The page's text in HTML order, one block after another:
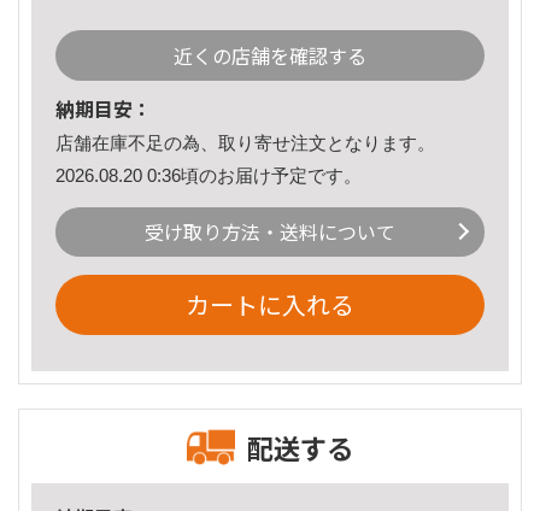
近くの店舗を確認する
納期目安：
店舗在庫不足の為、取り寄せ注文となります。
2026.08.20 0:36頃のお届け予定です。
受け取り方法・送料について
カートに入れる
配送する